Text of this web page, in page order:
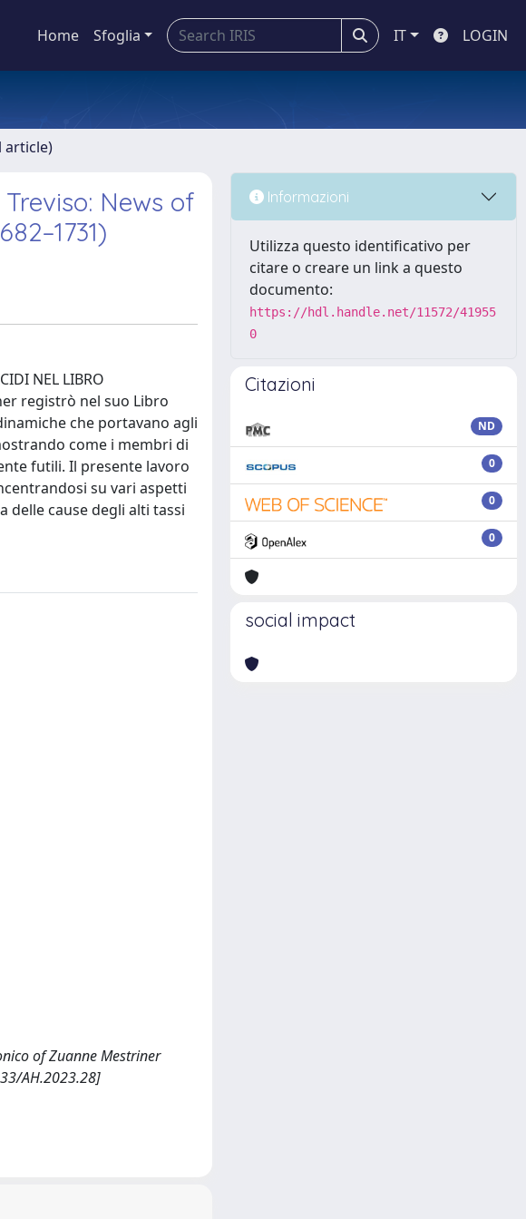
Home Sfoglia IT LOGIN
article)
News of
NEL LIBRO
registrò nel suo Libro
che portavano agli
come i membri di
futili. Il presente lavoro
su vari aspetti
delle cause degli alti tassi
of Zuanne Mestriner
AH.2023.28]
Informazioni
Utilizza questo identificativo per
citare o creare un link a questo
documento:
https://hdl.handle.net/11572/41955
0
Citazioni
ND
0
0
0
social impact